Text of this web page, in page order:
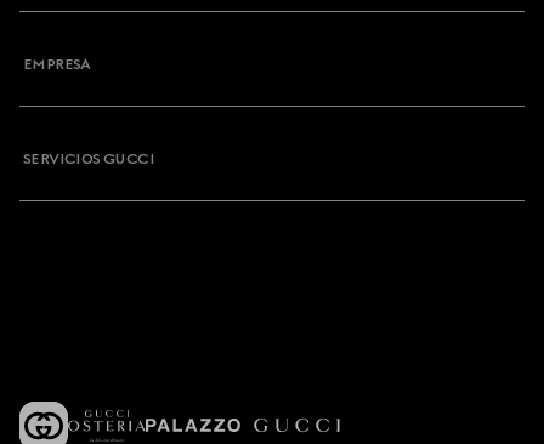
EMPRESA
SERVICIOS GUCCI